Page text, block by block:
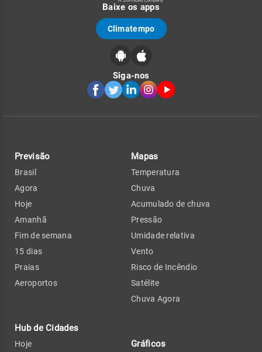
Baixe os apps
Climatempo
Siga-nos
Previsão
Brasil
Agora
Hoje
Amanhã
Fim de semana
15 dias
Praias
Aeroportos
Hub de Cidades
Hoje
Mapas
Temperatura
Chuva
Acumulado de chuva
Pressão
Umidade relativa
Vento
Risco de Incêndio
Satélite
Chuva Agora
Gráficos